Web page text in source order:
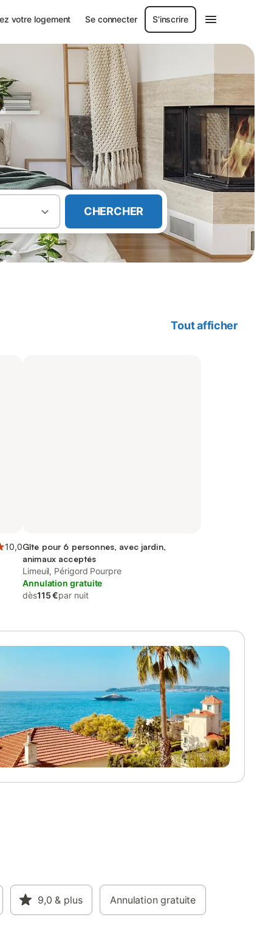
votre logement Se connecter S'inscrire
CHERCHER
Tout afficher
10,0Gîte pour 6 personnes, avec jardin,
animaux acceptés
Limeuil, Périgord Pourpre
Annulation gratuite
dès115 €par nuit
9,0 & plus Annulation gratuite